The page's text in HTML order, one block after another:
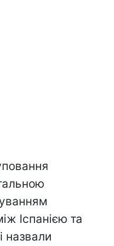
Іспанією та
назвали